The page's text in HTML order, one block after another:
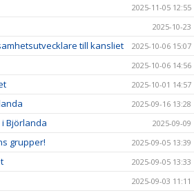
2025-11-05 12:55
2025-10-23
till kansliet 2025-10-06 15:07
2025-10-06 14:56
2025-10-01 14:57
2025-09-16 13:28
Björlanda 2025-09-09
grupper! 2025-09-05 13:39
2025-09-05 13:33
2025-09-03 11:11